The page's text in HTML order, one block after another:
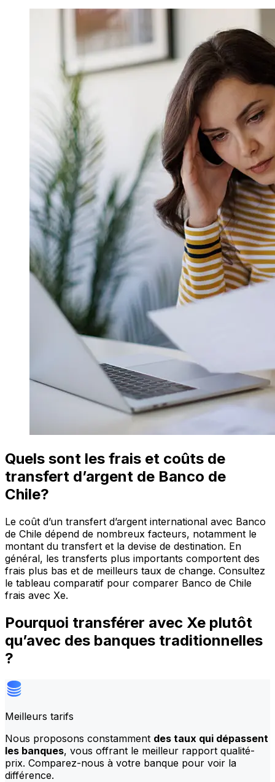
Quels sont les frais et coûts de
transfert d’argent de Banco de
Chile?
Le coût d’un transfert d’argent international avec Banco
de Chile dépend de nombreux facteurs, notamment le
montant du transfert et la devise de destination. En
général, les transferts plus importants comportent des
frais plus bas et de meilleurs taux de change. Consultez
le tableau comparatif pour comparer Banco de Chile
frais avec Xe.
Pourquoi transférer avec Xe plutôt
qu’avec des banques traditionnelles
?
Meilleurs tarifs
Nous proposons constamment des taux qui dépassent
les banques, vous offrant le meilleur rapport qualité-
prix. Comparez-nous à votre banque pour voir la
différence.